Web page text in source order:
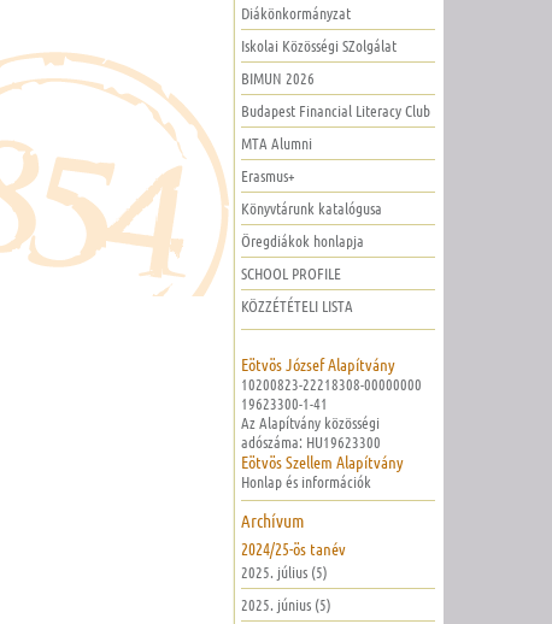
Diákönkormányzat
Iskolai Közösségi SZolgálat
BIMUN 2026
Budapest Financial Literacy Club
MTA Alumni
Erasmus+
Könyvtárunk katalógusa
Öregdiákok honlapja
SCHOOL PROFILE
KÖZZÉTÉTELI LISTA
Eötvös József Alapítvány
10200823-22218308-00000000
19623300-1-41
Az Alapítvány közösségi
adószáma: HU19623300
Eötvös Szellem Alapítvány
Honlap és információk
Archívum
2024/25-ös tanév
2025. július (5)
2025. június (5)